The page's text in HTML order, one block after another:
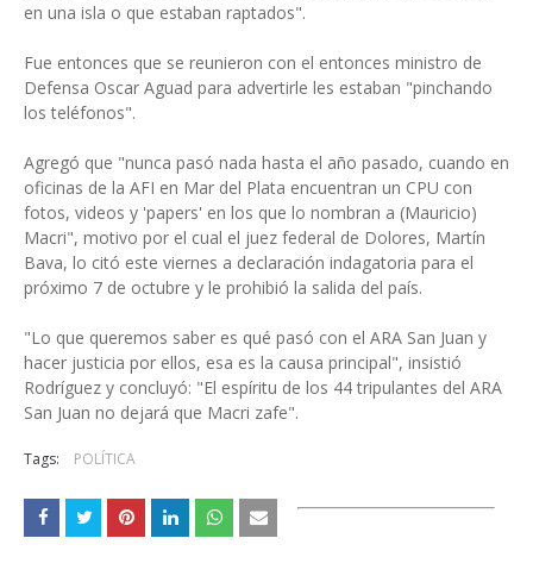
en una isla o que estaban raptados".
Fue entonces que se reunieron con el entonces ministro de
Defensa Oscar Aguad para advertirle les estaban "pinchando
los teléfonos".
Agregó que "nunca pasó nada hasta el año pasado, cuando en
oficinas de la AFI en Mar del Plata encuentran un CPU con
fotos, videos y 'papers' en los que lo nombran a (Mauricio)
Macri", motivo por el cual el juez federal de Dolores, Martín
Bava, lo citó este viernes a declaración indagatoria para el
próximo 7 de octubre y le prohibió la salida del país.
"Lo que queremos saber es qué pasó con el ARA San Juan y
hacer justicia por ellos, esa es la causa principal", insistió
Rodríguez y concluyó: "El espíritu de los 44 tripulantes del ARA
San Juan no dejará que Macri zafe".
Tags: POLÍTICA